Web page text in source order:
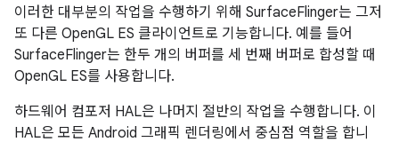
이러한 대부분의 작업을 수행하기 위해 SurfaceFlinger는 그저
또 다른 OpenGL ES 클라이언트로 기능합니다. 예를 들어
SurfaceFlinger는 한두 개의 버퍼를 세 번째 버퍼로 합성할 때
OpenGL ES를 사용합니다.
하드웨어 컴포저 HAL은 나머지 절반의 작업을 수행합니다. 이
HAL은 모든 Android 그래픽 렌더링에서 중심점 역할을 합니